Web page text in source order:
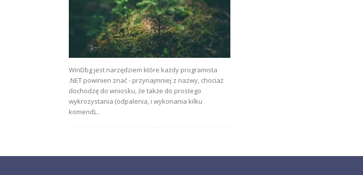
WinDbg jest narzędziem które każdy programista
.NET powinien znać - przynajmniej z nazwy, chociaż
dochodzę do wniosku, że także do prostego
wykrozystania (odpalenia, i wykonania kilku
komend)...